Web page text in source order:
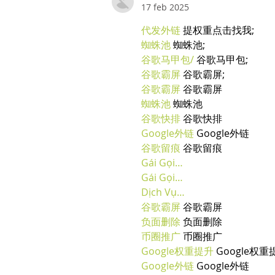
17 feb 2025
代发外链 提权重点击找我;
蜘蛛池 蜘蛛池;
谷歌马甲包/ 谷歌马甲包;
谷歌霸屏 谷歌霸屏;
谷歌霸屏 谷歌霸屏
蜘蛛池 蜘蛛池
谷歌快排 谷歌快排
Google外链 Google外链
谷歌留痕 谷歌留痕
Gái Gọi…
Gái Gọi…
Dịch Vụ…
谷歌霸屏 谷歌霸屏
负面删除 负面删除
币圈推广 币圈推广
Google权重提升 Google权重
Google外链 Google外链